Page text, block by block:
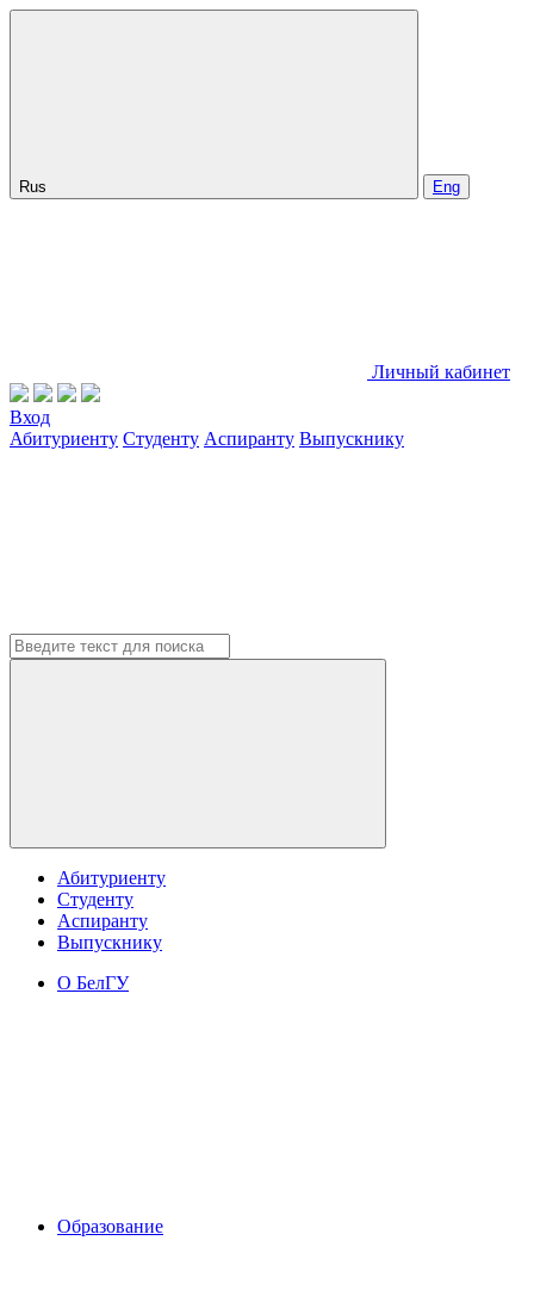
Rus Eng
Личный кабинет
Вход
Абитуриенту Студенту Аспиранту Выпускнику
Абитуриенту
Студенту
Аспиранту
Выпускнику
О БелГУ
Образование